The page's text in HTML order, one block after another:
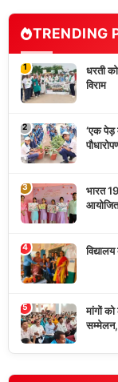
TRENDING
1
धरती
विराम
2
‘एक पेड़
3
भारत
4
5
मांगों
सम्मेलन,